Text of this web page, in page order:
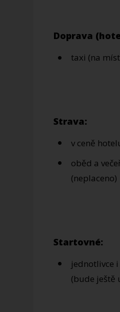
Doprava
taxi (na
Strava:
v ceně
oběd a
(neplaceno)
Startovné:
jednotlivce
(bude ještě